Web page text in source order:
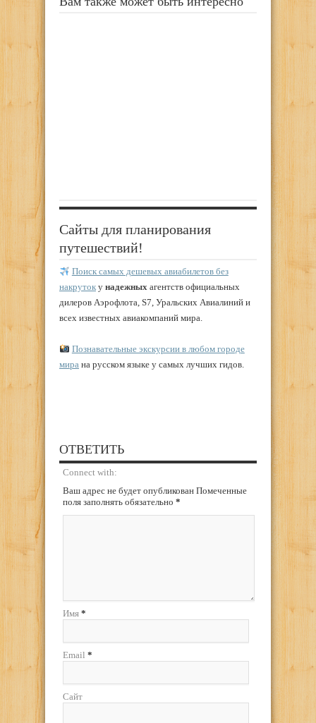
Сайты для планирования
путешествий!
Поиск самых дешевых авиабилетов без
накруток у надежных агентств официальных
дилеров Аэрофлота, S7, Уральских Авиалиний и
всех известных авиакомпаний мира.
Познавательные экскурсии в любом городе
мира на русском языке у самых лучших гидов.
ОТВЕТИТЬ
Connect with:
Ваш адрес не будет опубликован Помеченные
поля заполнять обязательно *
Имя *
Email *
Сайт